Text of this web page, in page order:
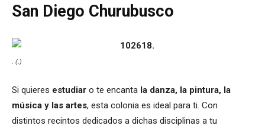
San Diego Churubusco
. (.)
Si quieres estudiar o te encanta la danza, la pintura, la
música y las artes, esta colonia es ideal para ti. Con
distintos recintos dedicados a dichas disciplinas a tu